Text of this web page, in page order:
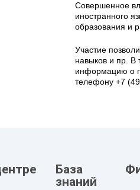
Совершенное
иностранного
образования и
Участие
навыков и пр. В
информацию о
телефону +7
База
знаний